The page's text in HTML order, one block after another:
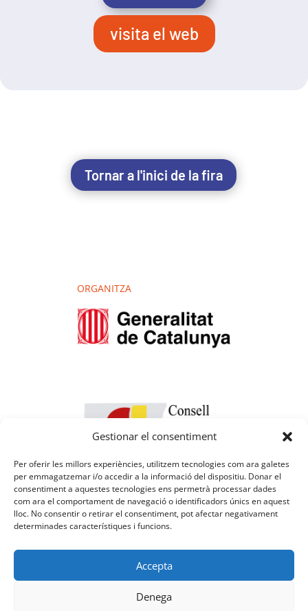
Gestionar el consentiment
Per oferir les millors experiències, utilitzem tecnologies com ara galetes
per emmagatzemar i/o accedir a la informació del dispositiu. Donar el
consentiment a aquestes tecnologies ens permetrà processar dades
com ara el comportament de navegació o identificadors únics en aquest
lloc. No consentir o retirar el consentiment, pot afectar negativament
determinades característiques i funcions.
Accepta
Denega
visita el web
Tornar a l'inici de la fira
ORGANITZA